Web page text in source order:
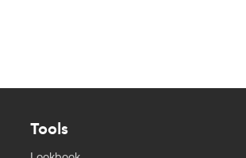
Tools